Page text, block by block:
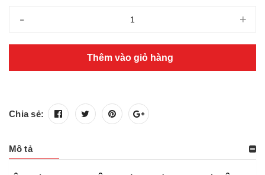
- +
Thêm vào giỏ hàng
Chia sẻ:
Mô tả